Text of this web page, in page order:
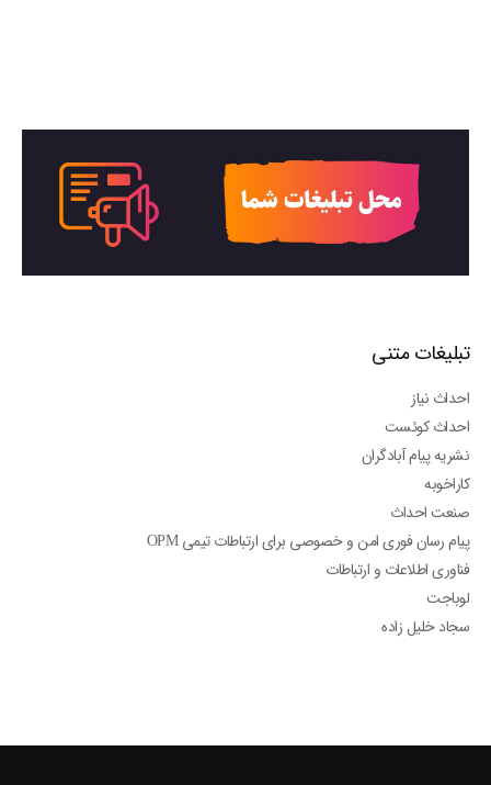
تبلیغات متنی
احداث نیاز
احداث کوئست
نشریه پیام آبادگران
کاراخوبه
صنعت احداث
پیام رسان فوری امن و خصوصی برای ارتباطات تیمی OPM
فناوری اطلاعات و ارتباطات
لوباجت
سجاد خلیل زاده